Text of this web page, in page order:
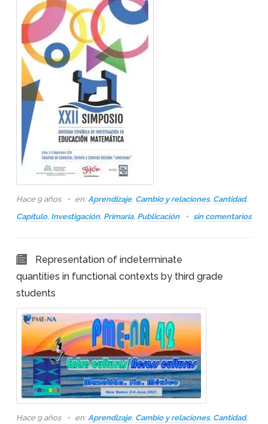
Hace 9 años en:Aprendizaje, Cambio y relaciones, Cantidad,
Capítulo, Investigación, Primaria, Publicación sin comentarios
Representation of indeterminate
quantities in functional contexts by third grade
students
Hace 9 años en:Aprendizaje, Cambio y relaciones, Cantidad,